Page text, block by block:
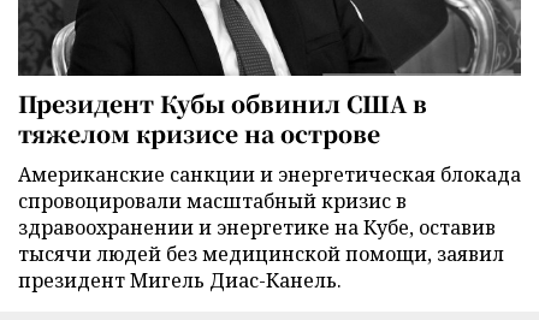
Президент Кубы обвинил США в
тяжелом кризисе на острове
Американские санкции и энергетическая блокада
спровоцировали масштабный кризис в
здравоохранении и энергетике на Кубе, оставив
тысячи людей без медицинской помощи, заявил
президент Мигель Диас-Канель.